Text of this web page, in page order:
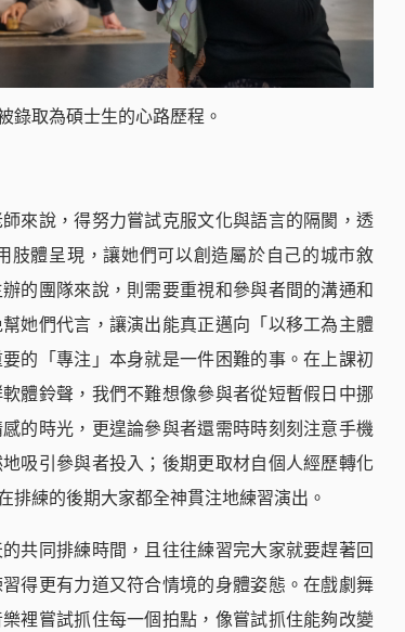
錄取為碩士生的心路歷程。
來說，得努力嘗試克服文化與語言的隔閡，透
肢體呈現，讓她們可以創造屬於自己的城市敘
的團隊來說，則需要重視和參與者間的溝通和
她們代言，讓演出能真正邁向「以移工為主體
的「專注」本身就是一件困難的事。在上課初
體鈴聲，我們不難想像參與者從短暫假日中挪
的時光，更遑論參與者還需時時刻刻注意手機
吸引參與者投入；後期更取材自個人經歷轉化
排練的後期大家都全神貫注地練習演出。
共同排練時間，且往往練習完大家就要趕著回
得更有力道又符合情境的身體姿態。在戲劇舞
裡嘗試抓住每一個拍點，像嘗試抓住能夠改變